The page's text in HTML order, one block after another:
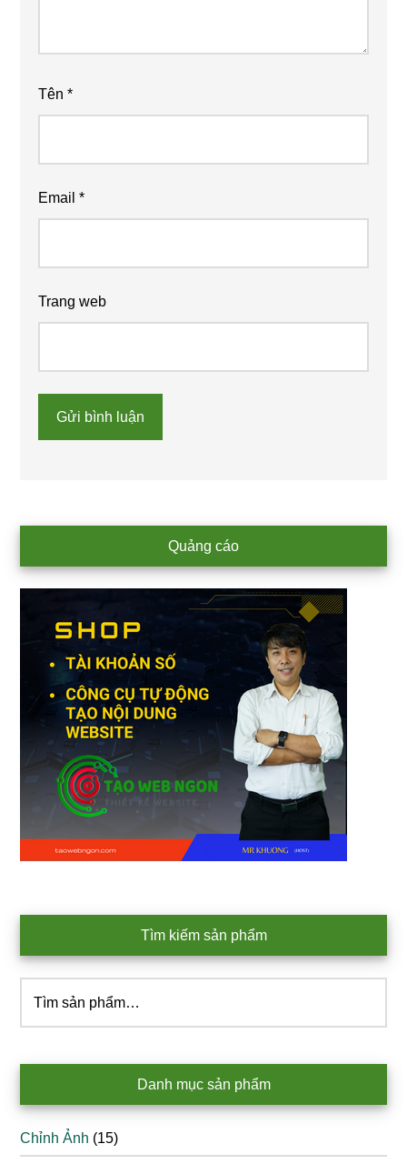
Tên*
Email*
Trang web
Sidebar
Quảng cáo
Tìm kiếm sản phẩm
kiếm:
Danh mục sản phẩm
Chỉnh Ảnh (15)